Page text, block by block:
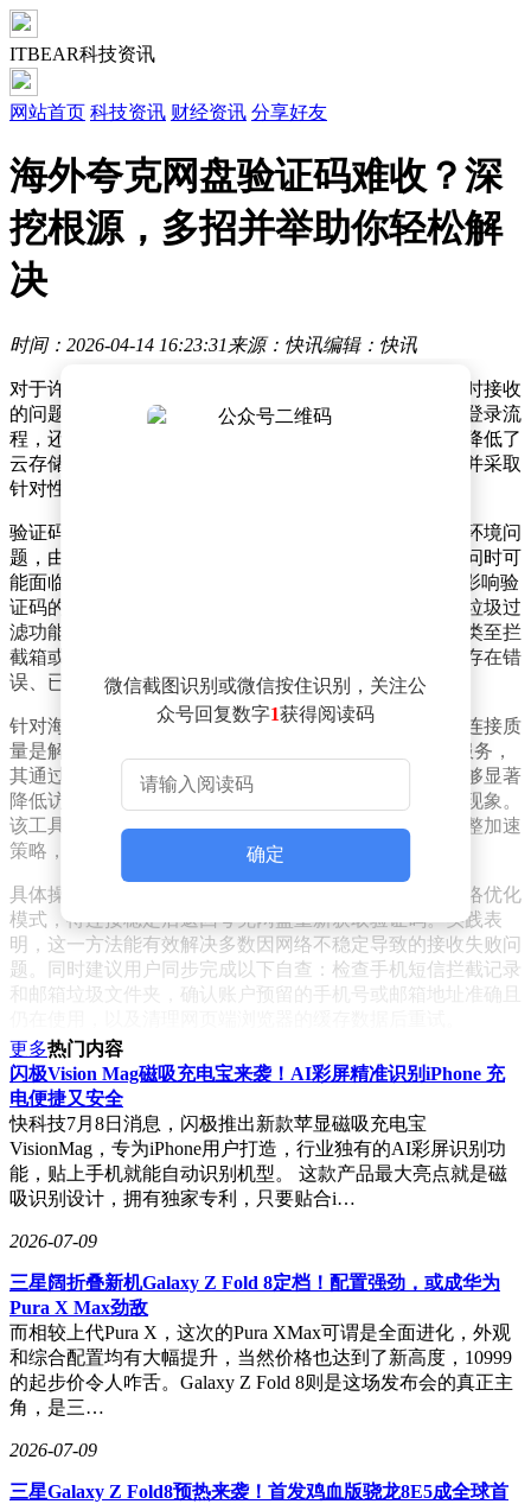
ITBEAR科技资讯
网站首页 科技资讯 财经资讯 分享好友
海外夸克网盘验证码难收？深
挖根源，多招并举助你轻松解
决
时间：2026-04-14 16:23:31 来源：快讯编辑：快讯
对于许多海外用户而言，使用夸克网盘时验证码无法及时接收
的问题一直令人困扰。这一现象不仅影响了账户的正常登录流
程，还可能对文件分享和关键操作验证造成阻碍，大大降低了
云存储服务的使用体验。不过，通过深入分析问题根源并采取
针对性措施，这一难题通常可以得到有效解决。
验证码接收失败的原因通常涉及多个环节。首先是网络环境问
题，由于夸克网盘服务器主要部署在国内，海外用户访问时可
能面临网络延迟、数据包丢失甚至IP限制等情况，直接影响验
证码的传输。其次是信息拦截机制，手机短信或邮箱的垃圾过
滤功能可能将验证码误判为垃圾信息，导致其被自动分类至拦
截箱或垃圾邮件文件夹。用户账户中预留的联系方式若存在错
误、已停用或被注销，也会导致信息无法送达。
针对海外用户普遍面临的网络障碍，使用专业工具优化连接质
量是解决验证码问题的关键。推荐尝试UU加速器这类服务，
其通过全球部署的服务器节点和智能路径选择功能，能够显著
降低访问国内服务的网络延迟，减少数据传输中的丢包现象。
该工具的动态优化技术还可实时监测网络状态，自动调整加速
策略，为验证码等关键信息的传输提供稳定环境。
具体操作时，用户可先启动加速器并选择网页浏览或网络优化
模式，待连接稳定后返回夸克网盘重新获取验证码。实践表
明，这一方法能有效解决多数因网络不稳定导致的接收失败问
题。同时建议用户同步完成以下自查：检查手机短信拦截记录
和邮箱垃圾文件夹，确认账户预留的手机号或邮箱地址准确且
若上述措施均未奏效，用户可通过夸克网盘官方客服渠道寻求
进一步技术支持。通过优化网络连接与完善账户信息管理相结
合，绝大多数验证码接收问题均可得到妥善解决，帮助用户恢
复顺畅的云存储服务使用体验。
微信截图识别或微信按住识别，关注公
众号回复数字1获得阅读码
确定
更多热门内容
闪极Vision Mag磁吸充电宝来袭！AI彩屏精准识别iPhone 充
电便捷又安全
快科技7月8日消息，闪极推出新款苹显磁吸充电宝
VisionMag，专为iPhone用户打造，行业独有的AI彩屏识别功
能，贴上手机就能自动识别机型。 这款产品最大亮点就是磁
吸识别设计，拥有独家专利，只要贴合i…
2026-07-09
三星阔折叠新机Galaxy Z Fold 8定档！配置强劲，或成华为
Pura X Max劲敌
而相较上代Pura X，这次的Pura XMax可谓是全面进化，外观
和综合配置均有大幅提升，当然价格也达到了新高度，10999
的起步价令人咋舌。Galaxy Z Fold 8则是这场发布会的真正主
角，是三…
2026-07-09
三星Galaxy Z Fold8预热来袭！首发鸡血版骁龙8E5成全球首